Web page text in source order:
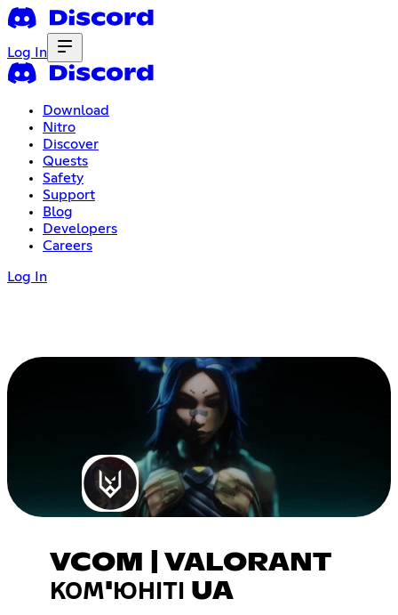
Log In
Download
Nitro
Discover
Quests
Safety
Support
Blog
Developers
Careers
Log In
VCOM | VALORANT
КОМ'ЮНІТІ UA